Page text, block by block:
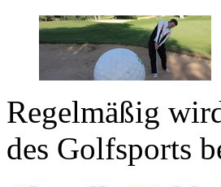
Regelmäßig
des Golfsports